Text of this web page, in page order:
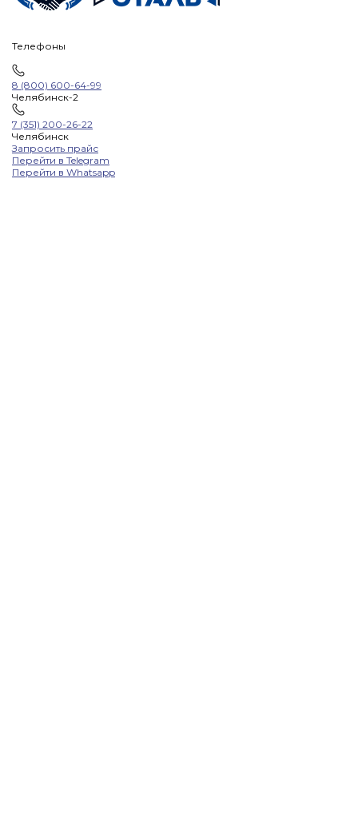
Телефоны
8 (800) 600-64-99
Челябинск-2
7 (351) 200-26-22
Челябинск
Запросить прайс
Перейти в Telegram
Перейти в Whatsapp